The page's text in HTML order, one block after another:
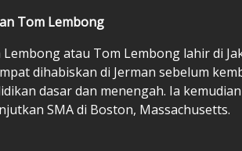
Tom Lembong
atau Tom Lembong lahir di
dihabiskan di Jerman sebelum
dasar dan menengah. Ia
SMA di Boston, Massachusetts.